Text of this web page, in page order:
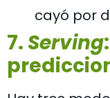
cayó por
7. Serving